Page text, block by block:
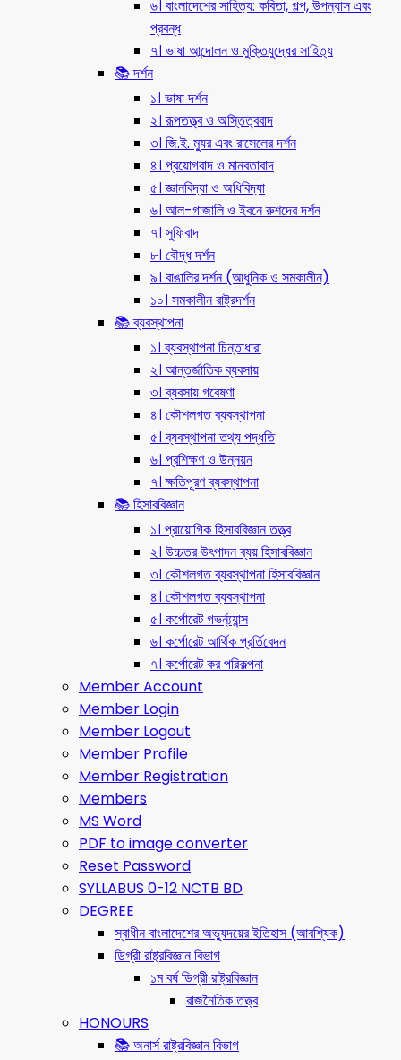
৬। বাংলাদেশের সাহিত্য: কবিতা, গল্প, উপন্যাস এবং
প্রবন্ধ
৭। ভাষা আন্দোলন ও মুক্তিযুদ্ধের সাহিত্য
📚 দর্শন
১। ভাষা দর্শন
২। রূপতত্ত্ব ও অস্তিত্ববাদ
৩। জি.ই. ম্যুর এবং রাসেলের দর্শন
৪। প্রয়োগবাদ ও মানবতাবাদ
৫। জ্ঞানবিদ্যা ও অধিবিদ্যা
৬। আল-গাজালি ও ইবনে রুশদের দর্শন
৭। সুফিবাদ
৮। বৌদ্ধ দর্শন
৯। বাঙালির দর্শন (আধুনিক ও সমকালীন)
১০। সমকালীন রাষ্ট্রদর্শন
📚 ব্যবস্থাপনা
১। ব্যবস্থাপনা চিন্তাধারা
২। আন্তর্জাতিক ব্যবসায়
৩। ব্যবসায় গবেষণা
৪। কৌশলগত ব্যবস্থাপনা
৫। ব্যবস্থাপনা তথ্য পদ্ধতি
৬। প্রশিক্ষণ ও উন্নয়ন
৭। ক্ষতিপূরণ ব্যবস্থাপনা
📚 হিসাববিজ্ঞান
১। প্রায়োগিক হিসাববিজ্ঞান তত্ত্ব
২। উচ্চতর উৎপাদন ব্যয় হিসাববিজ্ঞান
৩। কৌশলগত ব্যবস্থাপনা হিসাববিজ্ঞান
৪। কৌশলগত ব্যবস্থাপনা
৫। কর্পোরেট গভর্ন্য্যান্স
৬। কর্পোরেট আর্থিক প্রর্তিবেদন
৭। কর্পোরেট কর পরিকল্পনা
Member Account
Member Login
Member Logout
Member Profile
Member Registration
Members
MS Word
PDF to image converter
Reset Password
SYLLABUS 0-12 NCTB BD
DEGREE
স্বাধীন বাংলাদেশের অভ্যুদয়ের ইতিহাস (আবশ্যিক)
ডিগ্রী রাষ্ট্রবিজ্ঞান বিভাগ
১ম বর্ষ ডিগ্রী রাষ্ট্রবিজ্ঞান
রাজনৈতিক তত্ত্ব
HONOURS
📚 অনার্স রাষ্ট্রবিজ্ঞান বিভাগ